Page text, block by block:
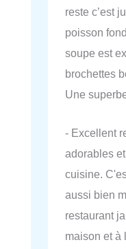
reste c’est
poisson
soupe est
brochettes
Une
- Excellent
adorables
cuisine.
aussi bien
restaurant
maison et à